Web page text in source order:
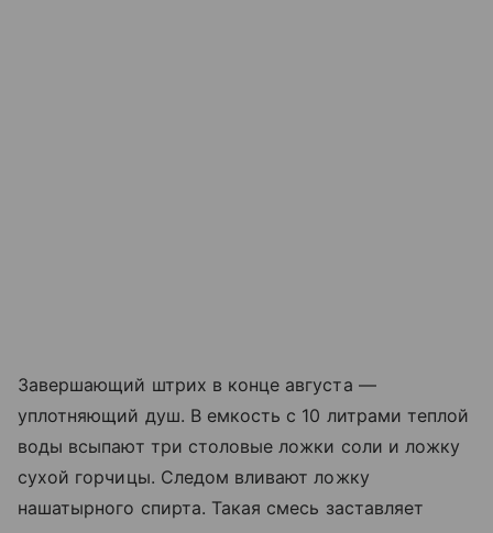
Завершающий штрих в конце августа —
уплотняющий душ. В емкость с 10 литрами теплой
воды всыпают три столовые ложки соли и ложку
сухой горчицы. Следом вливают ложку
нашатырного спирта. Такая смесь заставляет